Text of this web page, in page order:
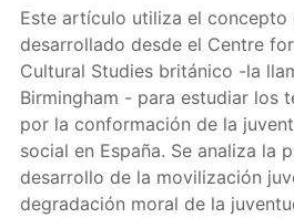
Este artículo utiliza el concepto
desarrollado desde el Centre
Cultural Studies británico -la
Birmingham - para estudiar los
por la conformación de la
social en España. Se analiza la
desarrollo de la movilización
degradación moral de la